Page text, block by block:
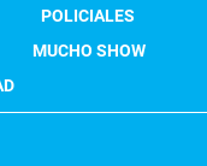
POLICIALES
MUCHO SHOW